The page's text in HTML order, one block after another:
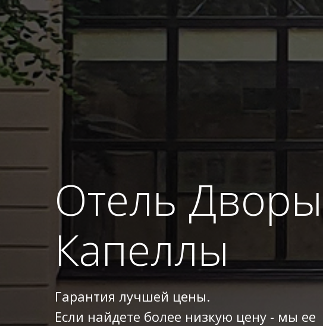
Отель Дворы
Капеллы
Гарантия лучшей цены.
Если найдете более низкую цену - мы ее